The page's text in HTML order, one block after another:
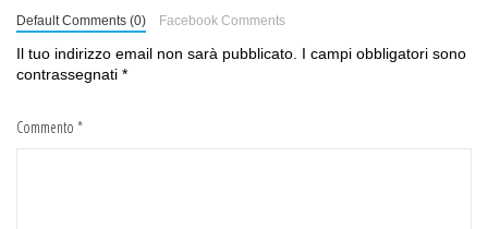
Default Comments (0) Facebook Comments
Il tuo indirizzo email non sarà pubblicato. I campi obbligatori sono
contrassegnati *
Commento *